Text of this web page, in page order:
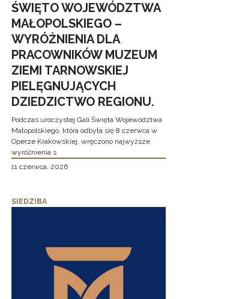
ŚWIĘTO WOJEWÓDZTWA
MAŁOPOLSKIEGO –
WYRÓŻNIENIA DLA
PRACOWNIKÓW MUZEUM
ZIEMI TARNOWSKIEJ
PIELĘGNUJĄCYCH
DZIEDZICTWO REGIONU.
Podczas uroczystej Gali Święta Województwa
Małopolskiego, która odbyła się 8 czerwca w
Operze Krakowskiej, wręczono najwyższe
wyróżnienia s
11 czerwca, 2026
SIEDZIBA